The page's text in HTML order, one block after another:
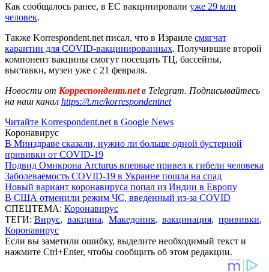
Как сообщалось ранее, в ЕС вакцинировали уже 29 млн
человек.
Также Korrespondent.net писал, что в Израиле смягчат
карантин для COVID-вакцинированных. Получившие второй
компонент вакцины смогут посещать ТЦ, бассейны,
выставки, музеи уже с 21 февраля.
Новости от Корреспондент.netв Telegram. Подписывайтесь
на наш канал https://t.me/korrespondentnet
Читайте Korrespondent.net в Google News
Коронавирус
В Минздраве сказали, нужно ли больше одной бустерной
прививки от COVID-19
Подвид Омикрона Arcturus впервые привел к гибели человека
Заболеваемость COVID-19 в Украине пошла на спад
Новый вариант коронавируса попал из Индии в Европу
В США отменили режим ЧС, введенный из-за COVID
СПЕЦТЕМА: Коронавирус
ТЕГИ: Вирус, вакцина, Македония, вакцинация, прививки,
Коронавирус
Если вы заметили ошибку, выделите необходимый текст и
нажмите Ctrl+Enter, чтобы сообщить об этом редакции.